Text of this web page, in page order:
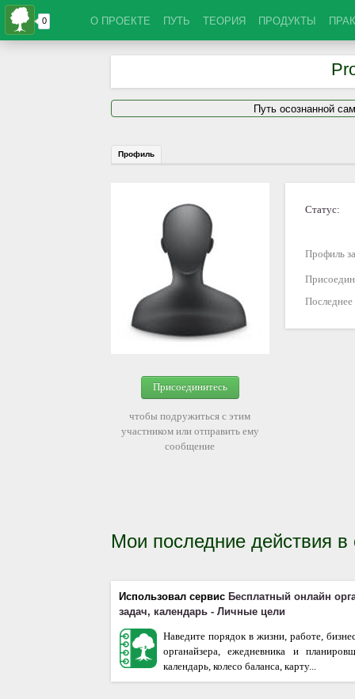
О ПРОЕКТЕ ПУТЬ ТЕОРИЯ ПРОДУКТЫ
Путь осознанной
Профиль
Присоединитесь
чтобы подружиться с этим
участником или отправить ему
сообщение
Статус:
Профиль
Мои последние действия
Использовал сервис Бесплатный онлайн
задач, календарь - Личные цели
Наведите порядок в жизни, работе,
органайзера, ежедневника и
календарь, колесо баланса, карту...